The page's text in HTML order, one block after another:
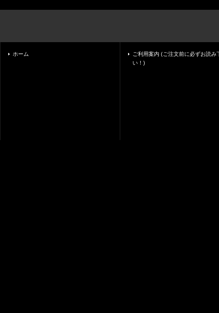
ホーム
ご利用案内 (ご注文前に必ずお読み
い！)